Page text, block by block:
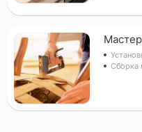
Сборка
Я согласен с условиями